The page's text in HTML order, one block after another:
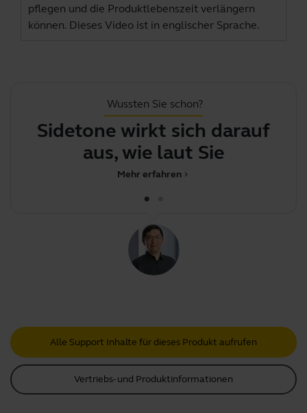
pflegen und die Produktlebenszeit verlängern
können. Dieses Video ist in englischer Sprache.
Wussten Sie schon?
Sidetone wirkt sich darauf
aus, wie laut Sie Ihre
chevron_right
Mehr erfahren
Alle Support Inhalte für dieses Produkt aufrufen
Vertriebs- und Produktinformationen